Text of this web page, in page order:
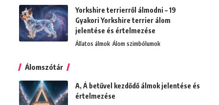
Yorkshire terrierről álmodni – 19
Gyakori Yorkshire terrier álom
jelentése és értelmezése
Állatos álmok Álom szimbólumok
Álomszótár
A, Á betűvel kezdődő álmok jelentése és
értelmezése